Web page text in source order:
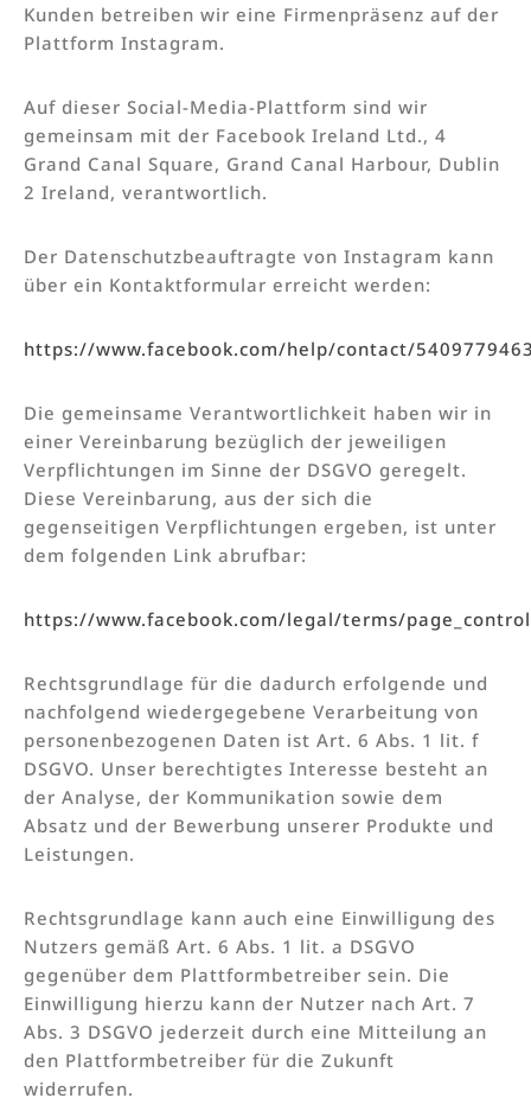
Kunden betreiben wir eine Firmenpräsenz auf der
Plattform Instagram.
Auf dieser Social-Media-Plattform sind wir
gemeinsam mit der Facebook Ireland Ltd., 4
Grand Canal Square, Grand Canal Harbour, Dublin
2 Ireland, verantwortlich.
Der Datenschutzbeauftragte von Instagram kann
über ein Kontaktformular erreicht werden:
https://www.facebook.com/help/contact/
Die gemeinsame Verantwortlichkeit haben wir in
einer Vereinbarung bezüglich der jeweiligen
Verpflichtungen im Sinne der DSGVO geregelt.
Diese Vereinbarung, aus der sich die
gegenseitigen Verpflichtungen ergeben, ist unter
dem folgenden Link abrufbar:
https://www.facebook.com/legal/terms/
Rechtsgrundlage für die dadurch erfolgende und
nachfolgend wiedergegebene Verarbeitung von
personenbezogenen Daten ist Art. 6 Abs. 1 lit. f
DSGVO. Unser berechtigtes Interesse besteht an
der Analyse, der Kommunikation sowie dem
Absatz und der Bewerbung unserer Produkte und
Leistungen.
Rechtsgrundlage kann auch eine Einwilligung des
Nutzers gemäß Art. 6 Abs. 1 lit. a DSGVO
gegenüber dem Plattformbetreiber sein. Die
Einwilligung hierzu kann der Nutzer nach Art. 7
Abs. 3 DSGVO jederzeit durch eine Mitteilung an
den Plattformbetreiber für die Zukunft
widerrufen.